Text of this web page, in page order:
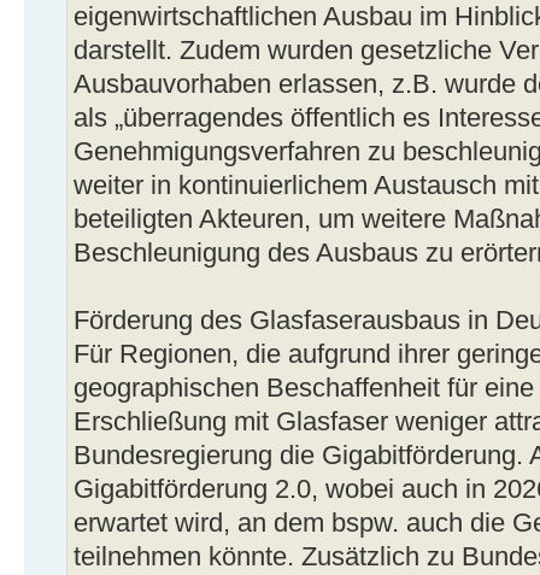
eigenwirtschaftlichen Ausbau im
darstellt. Zudem wurden gesetzliche
Ausbauvorhaben erlassen, z.B. wurde
als „überragendes öffentlich es
Genehmigungsverfahren zu
weiter in kontinuierlichem Austausch
beteiligten Akteuren, um weitere
Beschleunigung des Ausbaus zu
Förderung des Glasfaserausbaus in
Für Regionen, die aufgrund ihrer
geographischen Beschaffenheit für
Erschließung mit Glasfaser weniger
Bundesregierung die Gigabitförderung.
Gigabitförderung 2.0, wobei auch in
erwartet wird, an dem bspw. auch die
teilnehmen könnte. Zusätzlich zu